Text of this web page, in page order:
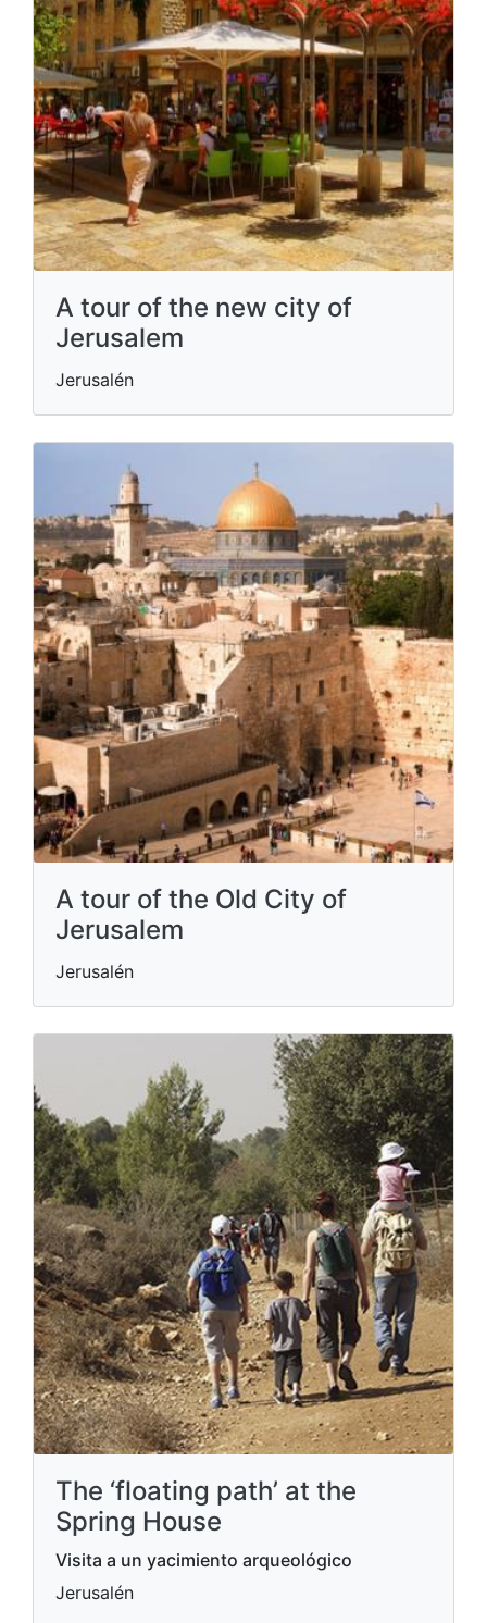
A tour of the new city of
Jerusalem
Jerusalén
A tour of the Old City of
Jerusalem
Jerusalén
The ‘floating path’ at the
Spring House
Visita a un yacimiento arqueológico
Jerusalén